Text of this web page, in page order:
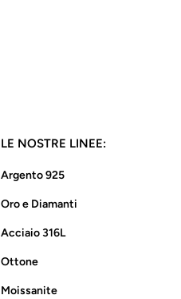
LE NOSTRE LINEE:
Argento 925
Oro e Diamanti
Acciaio 316L
Ottone
Moissanite